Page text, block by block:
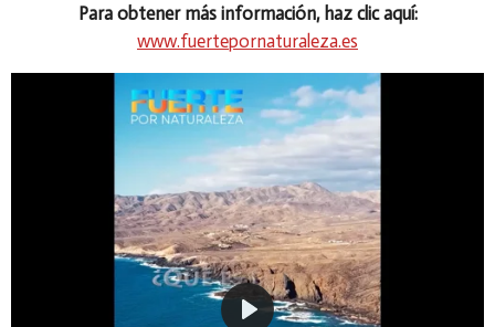
Para obtener más información, haz clic aquí:
www.fuertepornaturaleza.es